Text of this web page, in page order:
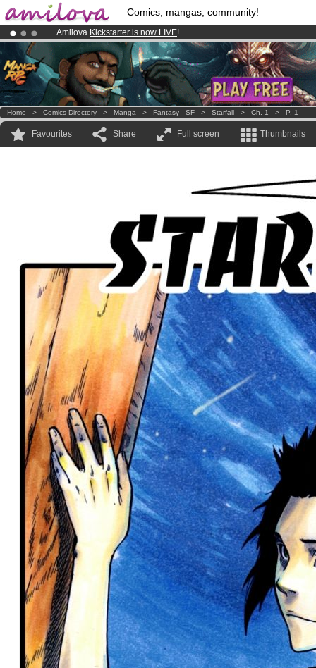
Comics, mangas, community!
Amilova Kickstarter is now LIVE!.
Already 134393membersand 1208comics & mangas!.
Premium membership from3.95 euros per month !Get membership
Home > Comics Directory > Manga > Fantasy - SF > Starfall > Ch. 1 > P. 1
Favourites Share Full screen Thumbnails